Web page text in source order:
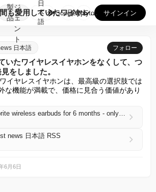
製
品
ジ
ェ
ン
ト
6ヶ月間も愛用していたワイヤレスイヤホンをなくして、つい先日...
日
本
語
GooglePlay
AppStore サインイン
日本語 フォロー
いたワイヤレスイヤホンをなくして、つ
をしました。
イヤレスイヤホンは、最高級の選択肢では
な機能が満載で、価格に見合う価値があり
I lost my favorite wireless earbuds for 6 months - only to find them with a big surprise
news 日本語 RSS
6月6日